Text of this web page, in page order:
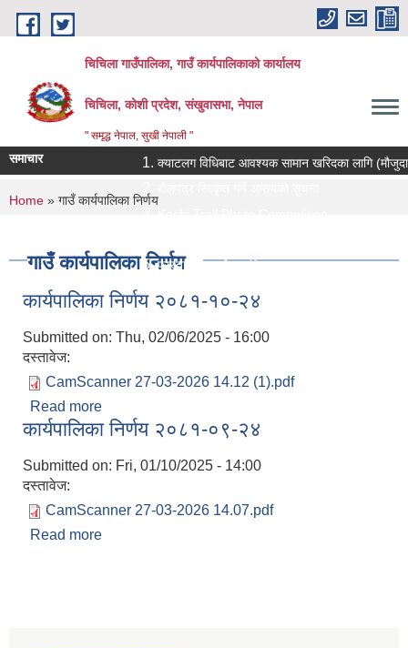
Skip to main content
चिचिला गाउँपालिका, गाउँ कार्यपालिकाको कार्यालय
चिचिला, कोशी प्रदेश, संखुवासभा, नेपाल
" समृद्ध नेपाल, सुखी नेपाली "
समाचार
क्याटलग विधिबाट आवश्यक सामान खरिदका लागि (मौजुदा
प्रस्ताव पेश गर्ने सम्बन्धि सुचना ।।
You are here
Home » गाउँ कार्यपालिका निर्णय
गाउँ कार्यपालिका निर्णय
कार्यपालिका निर्णय २०८१-१०-२४
Submitted on: Thu, 02/06/2025 - 16:00
दस्तावेज:
CamScanner 27-03-2026 14.12 (1).pdf
Read more
कार्यपालिका निर्णय २०८१-०९-२४
Submitted on: Fri, 01/10/2025 - 14:00
दस्तावेज:
CamScanner 27-03-2026 14.07.pdf
Read more